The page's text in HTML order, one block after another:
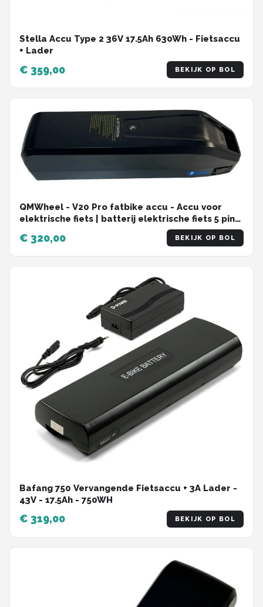
Stella Accu Type 2 36V 17.5Ah 630Wh - Fietsaccu
+ Lader
€ 359,00 BEKIJK OP BOL
QMWheel - V20 Pro fatbike accu - Accu voor
elektrische fiets | batterij elektrische fiets 5 pins
€ 320,00 BEKIJK OP BOL
Bafang 750 Vervangende Fietsaccu + 3A Lader -
43V - 17.5Ah - 750WH
€ 319,00 BEKIJK OP BOL